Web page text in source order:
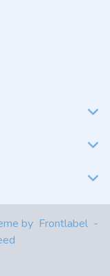
by Frontlabel -